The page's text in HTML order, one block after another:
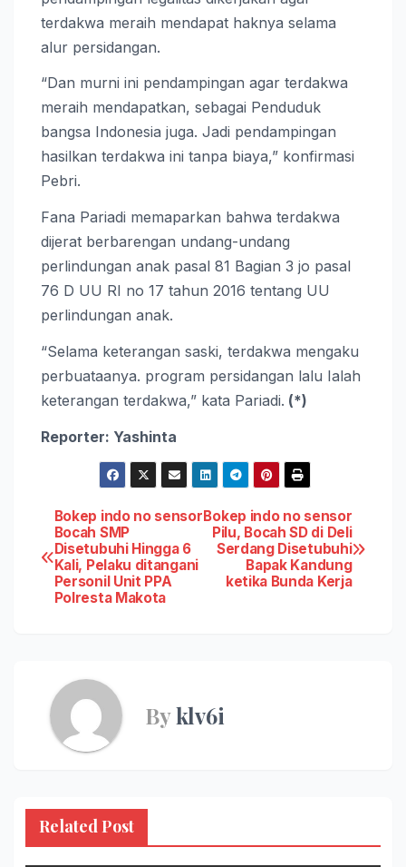
terdakwa meraih mendapat haknya selama
alur persidangan.
“Dan murni ini pendampingan agar terdakwa
meraih mendapatkan, sebagai Penduduk
bangsa Indonesia juga. Jadi pendampingan
hasilkan terdakwa ini tanpa biaya,” konfirmasi
Pebri.
Fana Pariadi memaparkan bahwa terdakwa
dijerat berbarengan undang-undang
perlindungan anak pasal 81 Bagian 3 jo pasal
76 D UU RI no 17 tahun 2016 tentang UU
perlindungan anak.
“Selama keterangan saski, terdakwa mengaku
perbuataanya. program persidangan lalu Ialah
keterangan terdakwa,” kata Pariadi. (*)
Reporter: Yashinta
Post
navigation
Bokep indo no sensor
Pilu, Bocah SD di Deli
Serdang Disetubuhi
Bapak Kandung
ketika Bunda Kerja
Bokep indo no sensor
Bocah SMP
Disetubuhi Hingga 6
Kali, Pelaku ditangani
Personil Unit PPA
Polresta Makota
Byklv6i
Related Post